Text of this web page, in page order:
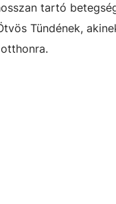
tartó
Tündének,